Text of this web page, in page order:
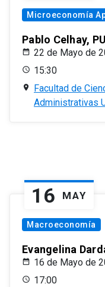
Microeconomía
Pablo Celhay,
22 de Mayo de
15:30
Facultad de
Administrativas
16 MAY
Macroeconomía
Evangelina
16 de Mayo de
17:00